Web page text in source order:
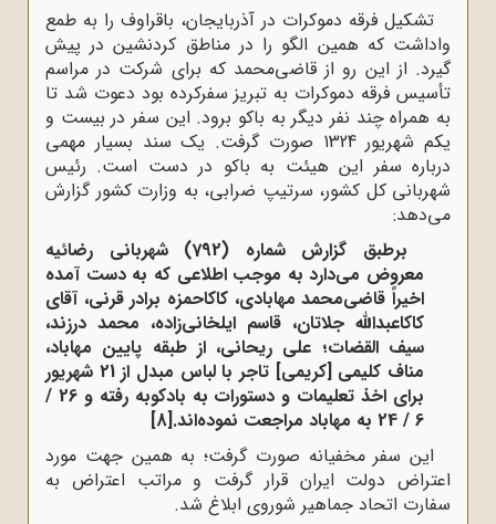
تشکیل فرقه دموکرات در آذربایجان، باقراوف را به طمع
واداشت که همین الگو را در مناطق کردنشین در پیش
گیرد. از این رو از قاضی‌محمد که برای شرکت در مراسم
تأسیس فرقه دموکرات به تبریز سفرکرده بود دعوت شد تا
به همراه چند نفر دیگر به باکو برود. این سفر در بیست و
یکم شهریور 1324 صورت گرفت. یک سند بسیار مهمی
درباره سفر این هیئت به باکو در دست است. رئیس
شهربانی کل کشور، سرتیپ ضرابی، به وزارت کشور گزارش
می‌دهد:
برطبق گزارش شماره (792) شهربانی رضائیه
معروض می‌دارد به موجب اطلاعی که به دست آمده
اخیراً قاضی‌محمد مهابادی، کاکاحمزه برادر قرنی، آقای
کاکاعبدالله جلاتان، قاسم ایلخانی‌زاده، محمد درزند،
سیف القضات؛ علی ریحانی، از طبقه پایین مهاباد،
مناف کلیمی [کریمی] تاجر با لباس مبدل از 21 شهریور
برای اخذ تعلیمات و دستورات به بادکوبه رفته و 26 /
6 / 24 به مهاباد مراجعت نموده‌اند.
[8]
این سفر مخفیانه صورت گرفت؛ به همین جهت مورد
اعتراض دولت ایران قرار گرفت و مراتب اعتراض به
سفارت اتحاد جماهیر شوروی ابلاغ شد.